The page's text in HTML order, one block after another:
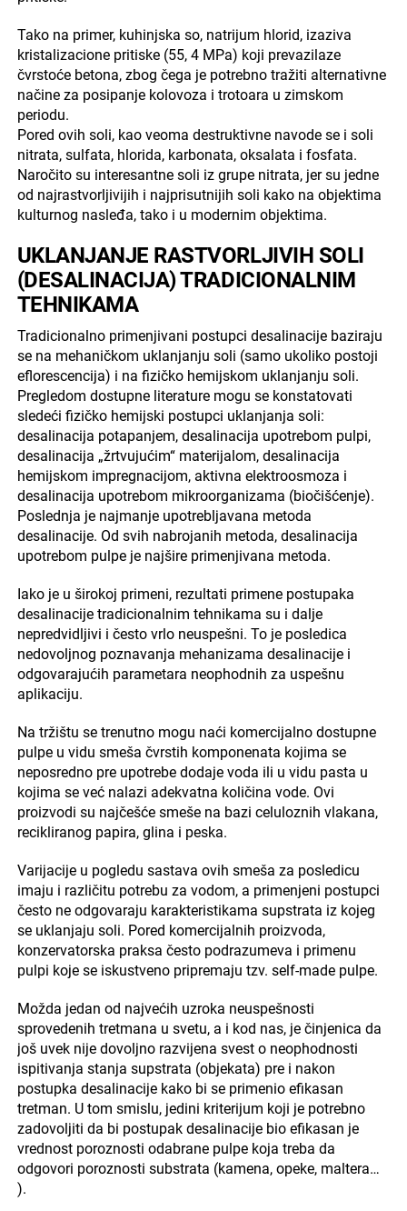
Tako na primer, kuhinjska so, natrijum hlorid, izaziva
kristalizacione pritiske (55, 4 MPa) koji prevazilaze
čvrstoće betona, zbog čega je potrebno tražiti alternativne
načine za posipanje kolovoza i trotoara u zimskom
periodu.
Pored ovih soli, kao veoma destruktivne navode se i soli
nitrata, sulfata, hlorida, karbonata, oksalata i fosfata.
Naročito su interesantne soli iz grupe nitrata, jer su jedne
od najrastvorljivijih i najprisutnijih soli kako na objektima
kulturnog nasleđa, tako i u modernim objektima.
UKLANJANJE RASTVORLJIVIH SOLI
(DESALINACIJA) TRADICIONALNIM
TEHNIKAMA
Tradicionalno primenjivani postupci desalinacije baziraju
se na mehaničkom uklanjanju soli (samo ukoliko postoji
eflorescencija) i na fizičko hemijskom uklanjanju soli.
Pregledom dostupne literature mogu se konstatovati
sledeći fizičko hemijski postupci uklanjanja soli:
desalinacija potapanjem, desalinacija upotrebom pulpi,
desalinacija „žrtvujućim“ materijalom, desalinacija
hemijskom impregnacijom, aktivna elektroosmoza i
desalinacija upotrebom mikroorganizama (biočišćenje).
Poslednja je najmanje upotrebljavana metoda
desalinacije. Od svih nabrojanih metoda, desalinacija
upotrebom pulpe je najšire primenjivana metoda.
Iako je u širokoj primeni, rezultati primene postupaka
desalinacije tradicionalnim tehnikama su i dalje
nepredvidljivi i često vrlo neuspešni. To je posledica
nedovoljnog poznavanja mehanizama desalinacije i
odgovarajućih parametara neophodnih za uspešnu
aplikaciju.
Na tržištu se trenutno mogu naći komercijalno dostupne
pulpe u vidu smeša čvrstih komponenata kojima se
neposredno pre upotrebe dodaje voda ili u vidu pasta u
kojima se već nalazi adekvatna količina vode. Ovi
proizvodi su najčešće smeše na bazi celuloznih vlakana,
recikliranog papira, glina i peska.
Varijacije u pogledu sastava ovih smeša za posledicu
imaju i različitu potrebu za vodom, a primenjeni postupci
često ne odgovaraju karakteristikama supstrata iz kojeg
se uklanjaju soli. Pored komercijalnih proizvoda,
konzervatorska praksa često podrazumeva i primenu
pulpi koje se iskustveno pripremaju tzv. self-made pulpe.
Možda jedan od najvećih uzroka neuspešnosti
sprovedenih tretmana u svetu, a i kod nas, je činjenica da
još uvek nije dovoljno razvijena svest o neophodnosti
ispitivanja stanja supstrata (objekata) pre i nakon
postupka desalinacije kako bi se primenio efikasan
tretman. U tom smislu, jedini kriterijum koji je potrebno
zadovoljiti da bi postupak desalinacije bio efikasan je
vrednost poroznosti odabrane pulpe koja treba da
odgovori poroznosti substrata (kamena, opeke, maltera…
).